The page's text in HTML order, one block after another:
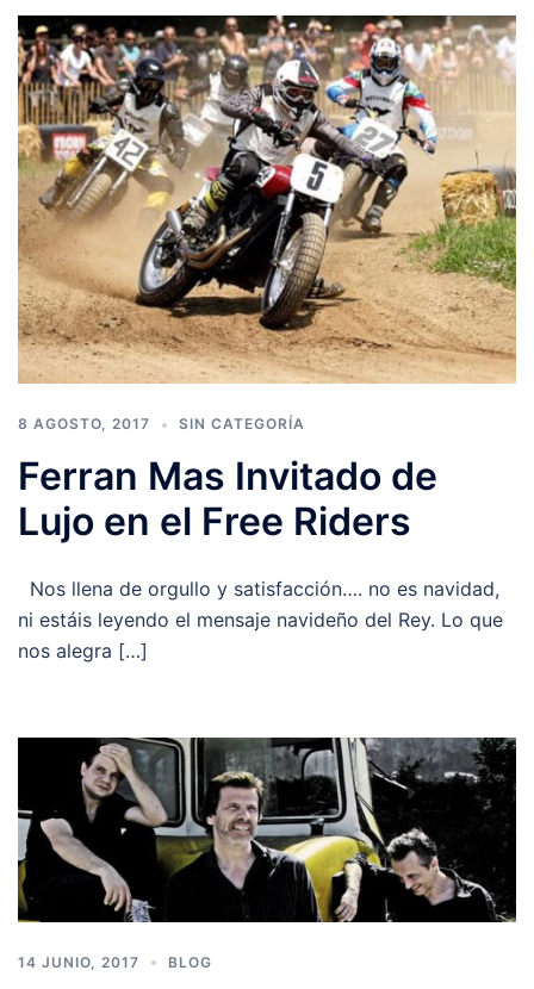
8 AGOSTO, 2017 SIN CATEGORÍA
Ferran Mas Invitado de
Lujo en el Free Riders
Nos llena de orgullo y satisfacción…. no es navidad,
ni estáis leyendo el mensaje navideño del Rey. Lo que
nos alegra […]
14 JUNIO, 2017 BLOG